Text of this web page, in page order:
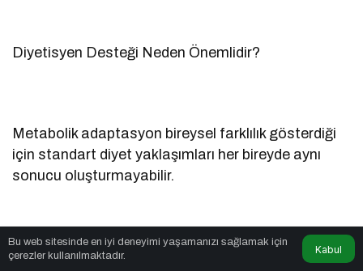
Diyetisyen Desteği Neden Önemlidir?
Metabolik adaptasyon bireysel farklılık gösterdiği
için standart diyet yaklaşımları her bireyde aynı
sonucu oluşturmayabilir.
Profesyonel beslenme desteği:
Bu web sitesinde en iyi deneyimi yaşamanızı sağlamak için
çerezler kullanılmaktadır.
Kabul